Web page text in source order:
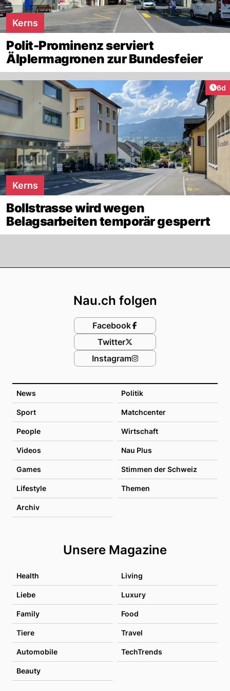
Kerns
Polit-Prominenz serviert
Älplermagronen zur Bundesfeier
6d
Kerns
Bollstrasse wird wegen
Belagsarbeiten temporär gesperrt
News Politik
Sport Matchcenter
People Wirtschaft
Videos Nau Plus
Games Stimmen der Schweiz
Lifestyle Themen
Archiv
Unsere Magazine
Health Living
Liebe Luxury
Family Food
Tiere Travel
Automobile TechTrends
Beauty
Nau.ch folgen
Facebook
Twitter
Instagram